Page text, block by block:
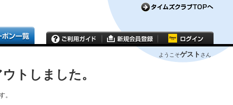
ようこそゲスト さん
トしました。
。